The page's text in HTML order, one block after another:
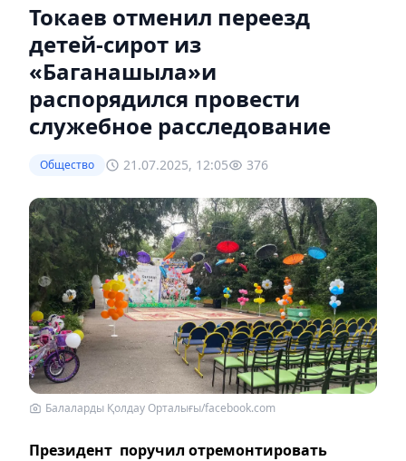
Токаев отменил переезд
детей-сирот из
«Баганашыла»и
распорядился провести
служебное расследование
Общество 21.07.2025, 12:05 376
Балаларды Қолдау Орталығы/facebook.com
Президент поручил отремонтировать